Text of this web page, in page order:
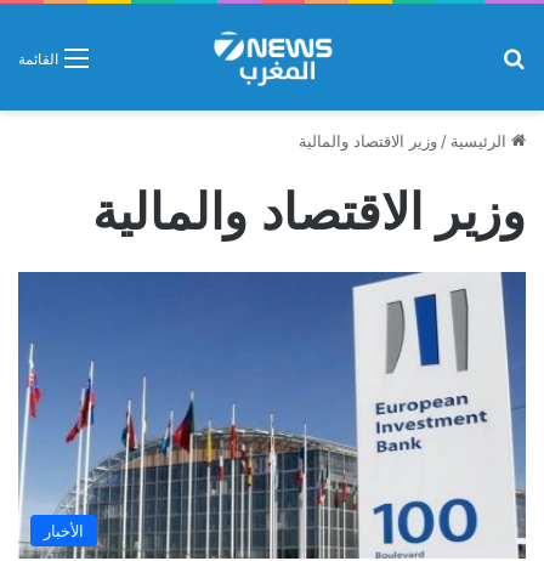
القائمة
الرئيسية / وزير الاقتصاد والمالية
وزير الاقتصاد والمالية
الأخبار